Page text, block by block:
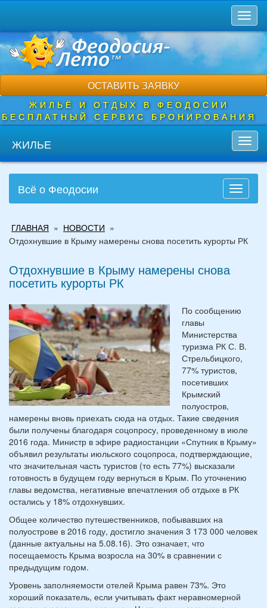
основному
содержанию
ОСТАВИТЬ ЗАЯВКУ
ЖИЛЬЁ И ОТДЫХ В ФЕОДОСИИ
БЕСПЛАТНЫЙ СЕРВИС БРОНИРОВАНИЯ
ЖИЛЬЕ
Toggle
Всё о Феодосии
здесь
ГЛАВНАЯ » НОВОСТИ »
Отдохнувшие в Крыму намерены снова посетить курорты РК
Отдохнувшие в Крыму намерены снова
посетить курорты РК
По сообщению
главы
Министерства
туризма РК С. В.
Стрельбицкого,
77% туристов,
посетивших
Крымский
полуостров,
намерены вновь приехать сюда на отдых. Такие сведения
были получены благодаря соцопросу, проведенному в июле
2016 года. Министр в эфире радиостанции «Спутник в Крыму»
объявил результаты июльского соцопроса, подтверждающие,
что значительная часть туристов (то есть 77%) высказали
готовность в будущем году вернуться в Крым. По уточнению
главы ведомства, негативные впечатления об отдыхе в РК
остались у 18% отдохнувших.
Общее количество путешественников, побывавших на
полуострове в 2016 году, достигло значения 3 173 000 человек
(данные актуальны на 5.08.16). Это означает, что
посещаемость Крыма возросла на 30% в сравнении с
предыдущим годом.
Уровень заполняемости отелей Крыма равен 73%. Это
хороший показатель, если учитывать факт неравномерной